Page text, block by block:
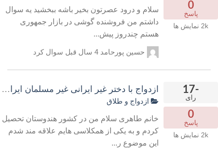
0
پاسخ
2k
نمایش ها
سلام و درود عصرتون بخیر باشه ببخشید یه سوال
داشتم من فروشنده گوشی در بازار جمهوری
هستم چندروز پیش...
حسین پورحامد 4 سال قبل سوال کرد
-17
رای
0
پاسخ
2k
نمایش ها
ازدواج با دختر غیر ایرانی غیر مسلمان ایراد
ازدواج و طلاق
خانم طاهری سلام من در کشور هندوستان تحصیل
کردم و به یکی از همکلاسی هایم علاقه مند شدم
این موضوع ر...